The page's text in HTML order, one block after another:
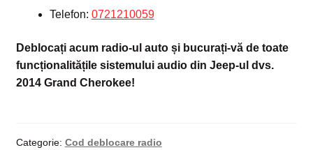
Telefon: 0721210059
Deblocați acum radio-ul auto și bucurați-vă de toate
funcționalitățile sistemului audio din Jeep-ul dvs.
2014 Grand Cherokee!
Categorie: Cod deblocare radio